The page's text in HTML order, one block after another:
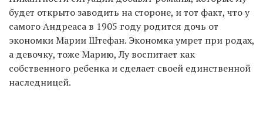
будет открыто заводить на стороне, и тот факт, что у
самого Андреаса в 1905 году родится дочь от
экономки Марии Штефан. Экономка умрет при родах,
а девочку, тоже Марию, Лу воспитает как
собственного ребенка и сделает своей единственной
наследницей.